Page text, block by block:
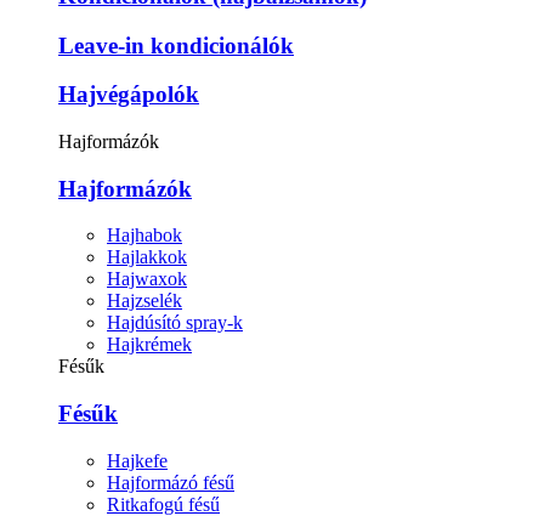
Leave-in kondicionálók
Hajvégápolók
Hajformázók
Hajformázók
Hajhabok
Hajlakkok
Hajwaxok
Hajzselék
Hajdúsító spray-k
Hajkrémek
Fésűk
Fésűk
Hajkefe
Hajformázó fésű
Ritkafogú fésű